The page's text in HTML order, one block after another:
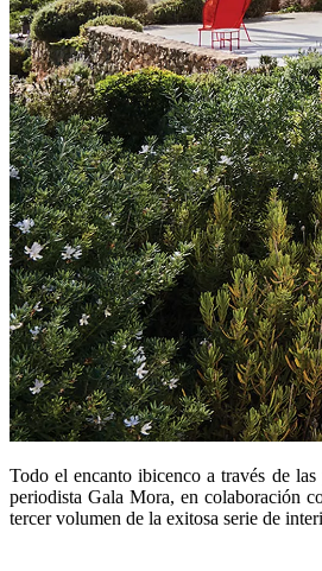
Todo el encanto ibicenco a través de
periodista Gala Mora, en colaboración
tercer volumen de la exitosa serie de